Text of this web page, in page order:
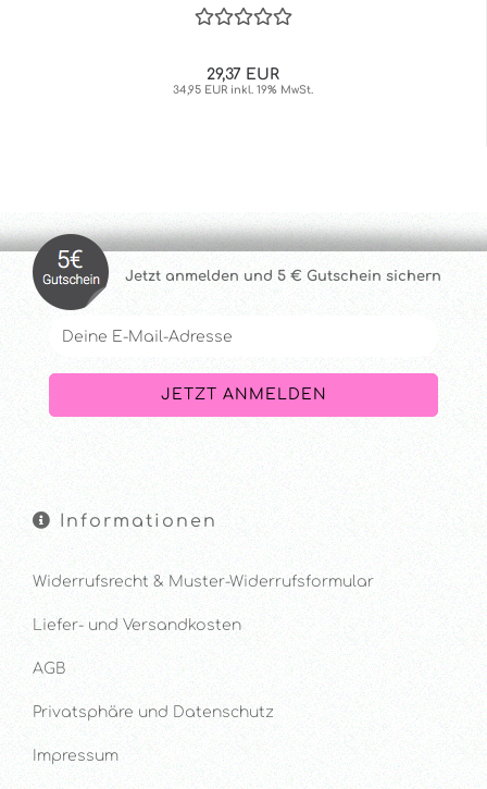
29,37 EUR
34,95 EUR inkl. 19% MwSt.
Jetzt anmelden und 5 € Gutschein sichern
Informationen
Widerrufsrecht & Muster-Widerrufsformular
Liefer- und Versandkosten
AGB
Privatsphäre und Datenschutz
Impressum